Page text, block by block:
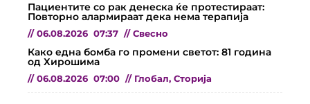
Пациентите со рак денеска ќе протестираат:
Повторно алармираат дека нема терапија
// 06.08.2026 07:37 // Свесно
Како една бомба го промени светот: 81 година
од Хирошима
// 06.08.2026 07:00 // Глобал, Сторија